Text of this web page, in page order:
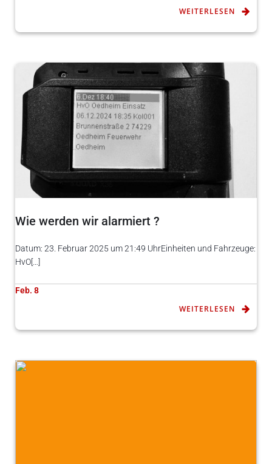
WEITERLESEN
Wie werden wir alarmiert ?
Datum: 23. Februar 2025 um 21:49 UhrEinheiten und Fahrzeuge:
HvO[…]
Feb. 8
WEITERLESEN